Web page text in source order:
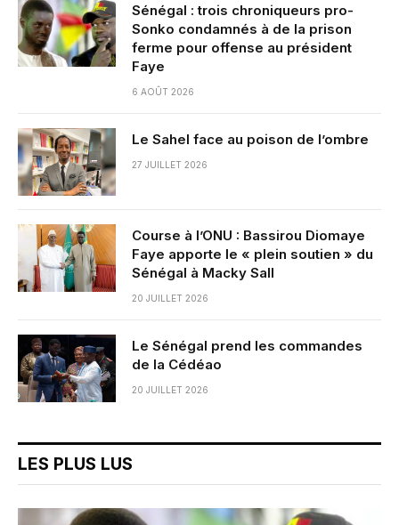
Sénégal : trois chroniqueurs pro-
Sonko condamnés à de la prison
ferme pour offense au président
Faye
6 AOÛT 2026
Le Sahel face au poison de l’ombre
27 JUILLET 2026
Course à l’ONU : Bassirou Diomaye
Faye apporte le « plein soutien » du
Sénégal à Macky Sall
20 JUILLET 2026
Le Sénégal prend les commandes
de la Cédéao
20 JUILLET 2026
LES PLUS LUS